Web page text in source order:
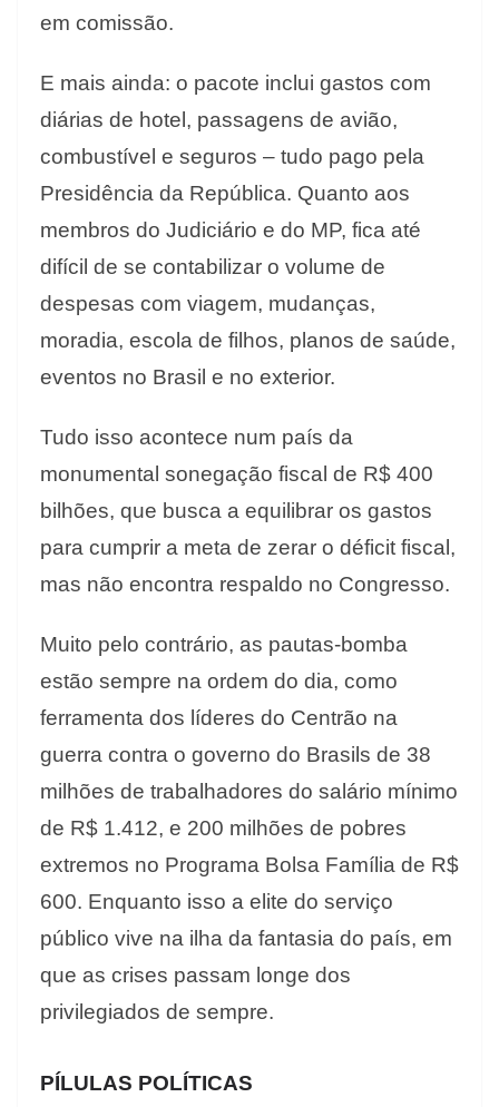
em comissão.
E mais ainda: o pacote inclui gastos com
diárias de hotel, passagens de avião,
combustível e seguros – tudo pago pela
Presidência da República. Quanto aos
membros do Judiciário e do MP, fica até
difícil de se contabilizar o volume de
despesas com viagem, mudanças,
moradia, escola de filhos, planos de saúde,
eventos no Brasil e no exterior.
Tudo isso acontece num país da
monumental sonegação fiscal de R$ 400
bilhões, que busca a equilibrar os gastos
para cumprir a meta de zerar o déficit fiscal,
mas não encontra respaldo no Congresso.
Muito pelo contrário, as pautas-bomba
estão sempre na ordem do dia, como
ferramenta dos líderes do Centrão na
guerra contra o governo do Brasils de 38
milhões de trabalhadores do salário mínimo
de R$ 1.412, e 200 milhões de pobres
extremos no Programa Bolsa Família de R$
600. Enquanto isso a elite do serviço
público vive na ilha da fantasia do país, em
que as crises passam longe dos
privilegiados de sempre.
PÍLULAS POLÍTICAS